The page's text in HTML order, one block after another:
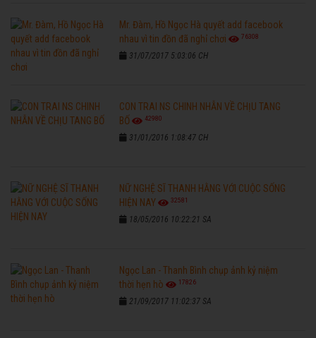
Mr. Đàm, Hồ Ngọc Hà quyết add facebook
nhau vì tin đồn đã nghỉ chơi
76308
31/07/2017 5:03:06 CH
CON TRAI NS CHINH NHẪN VỀ CHỊU TANG
BỐ
42980
31/01/2016 1:08:47 CH
NỮ NGHỆ SĨ THANH HẰNG VỚI CUỘC SỐNG
HIỆN NAY
32581
18/05/2016 10:22:21 SA
Ngọc Lan - Thanh Bình chụp ảnh kỷ niệm
thời hẹn hò
17826
21/09/2017 11:02:37 SA